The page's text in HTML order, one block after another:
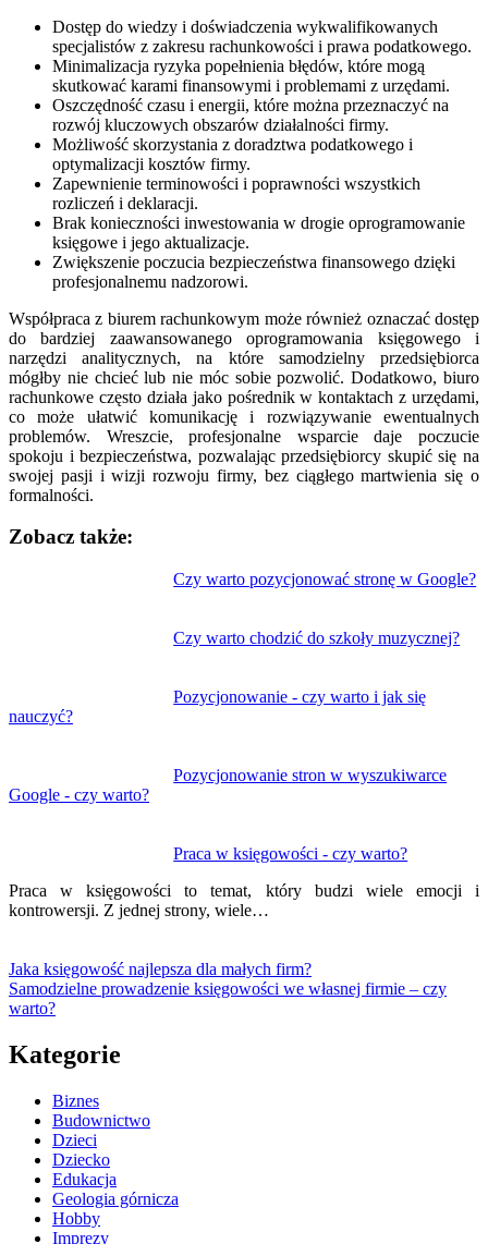
Dostęp do wiedzy i doświadczenia wykwalifikowanych
specjalistów z zakresu rachunkowości i prawa podatkowego.
Minimalizacja ryzyka popełnienia błędów, które mogą
skutkować karami finansowymi i problemami z urzędami.
Oszczędność czasu i energii, które można przeznaczyć na
rozwój kluczowych obszarów działalności firmy.
Możliwość skorzystania z doradztwa podatkowego i
optymalizacji kosztów firmy.
Zapewnienie terminowości i poprawności wszystkich
rozliczeń i deklaracji.
Brak konieczności inwestowania w drogie oprogramowanie
księgowe i jego aktualizacje.
Zwiększenie poczucia bezpieczeństwa finansowego dzięki
profesjonalnemu nadzorowi.
Współpraca z biurem rachunkowym może również oznaczać dostęp
do bardziej zaawansowanego oprogramowania księgowego i
narzędzi analitycznych, na które samodzielny przedsiębiorca
mógłby nie chcieć lub nie móc sobie pozwolić. Dodatkowo, biuro
rachunkowe często działa jako pośrednik w kontaktach z urzędami,
co może ułatwić komunikację i rozwiązywanie ewentualnych
problemów. Wreszcie, profesjonalne wsparcie daje poczucie
spokoju i bezpieczeństwa, pozwalając przedsiębiorcy skupić się na
swojej pasji i wizji rozwoju firmy, bez ciągłego martwienia się o
formalności.
Zobacz także:
Czy warto pozycjonować stronę w Google?
Czy warto chodzić do szkoły muzycznej?
Pozycjonowanie - czy warto i jak się
nauczyć?
Pozycjonowanie stron w wyszukiwarce
Google - czy warto?
Praca w księgowości - czy warto?
Praca w księgowości to temat, który budzi wiele emocji i
kontrowersji. Z jednej strony, wiele…
Jaka księgowość najlepsza dla małych firm?
Samodzielne prowadzenie księgowości we własnej firmie – czy
warto?
Kategorie
Biznes
Budownictwo
Dzieci
Dziecko
Edukacja
Geologia górnicza
Hobby
Imprezy